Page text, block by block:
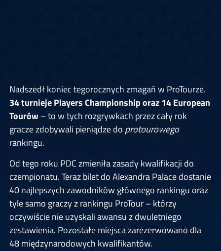
Nadszedł koniec tegorocznych zmagań w ProTourze.
34 turnieje Players Championship oraz 14 European
Tourów– to w tych rozgrywkach przez cały rok
gracze zdobywali pieniądze do protourowego
rankingu.
Od tego roku PDC zmieniła zasady kwalifikacji do
czempionatu. Teraz bilet do Alexandra Palace dostanie
40 najlepszych zawodników głównego rankingu oraz
tyle samo graczy z rankingu ProTour – którzy
oczywiście nie uzyskali awansu z dwuletniego
zestawienia. Pozostałe miejsca zarezerwowano dla
48 międzynarodowych kwalifikantów.